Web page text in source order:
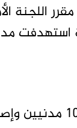
اللجنة